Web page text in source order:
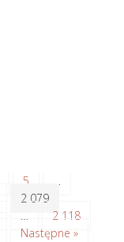
5
…
2 079
…
2 118
Następne »